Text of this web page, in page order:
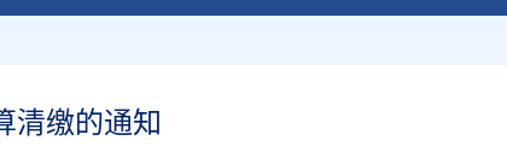
清缴的通知